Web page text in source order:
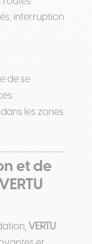
interruption
de se
les zones
et de
VERTU